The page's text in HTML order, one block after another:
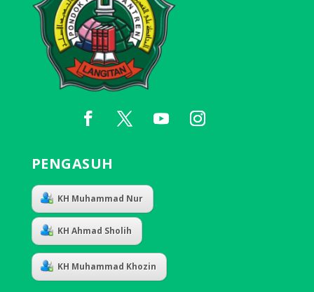
PENGASUH
KH Muhammad Nur
KH Ahmad Sholih
KH Muhammad Khozin